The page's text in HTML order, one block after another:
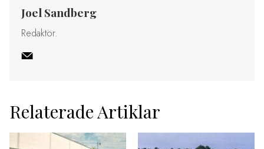
Joel Sandberg
Redaktör.
Relaterade Artiklar